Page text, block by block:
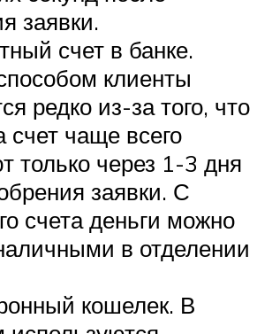
заявки.
счет в банке.
клиенты
редко из-за того, что
счет чаще всего
только через 1-3 дня
заявки. С
счета деньги можно
в отделении
кошелек. В